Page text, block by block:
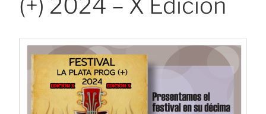
(+) 2024 – X Edición